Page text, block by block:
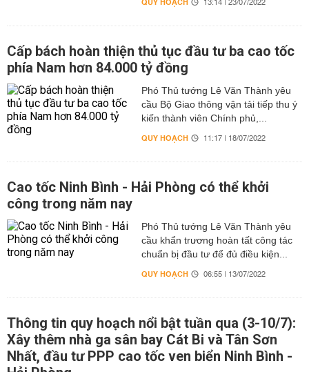
13:14 | 23/07/2022
Cấp bách hoàn thiện thủ tục đầu tư ba cao tốc
phía Nam hơn 84.000 tỷ đồng
Phó Thủ tướng Lê Văn Thành yêu
cầu Bộ Giao thông vận tải tiếp thu ý
kiến thành viên Chính phủ,...
QUY HOẠCH 11:17 | 18/07/2022
Cao tốc Ninh Bình - Hải Phòng có thể khởi
công trong năm nay
Phó Thủ tướng Lê Văn Thành yêu
cầu khẩn trương hoàn tất công tác
chuẩn bị đầu tư để đủ điều kiện...
QUY HOẠCH 06:55 | 13/07/2022
Thông tin quy hoạch nổi bật tuần qua (3-10/7):
Xây thêm nhà ga sân bay Cát Bi và Tân Sơn
Nhất, đầu tư PPP cao tốc ven biển Ninh Bình -